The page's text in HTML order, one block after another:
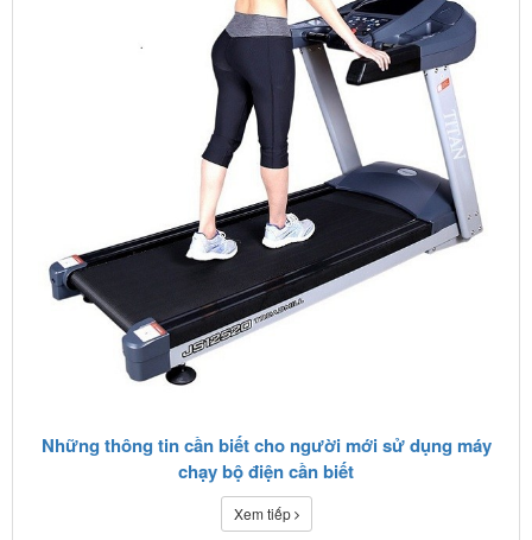
Những thông tin cần biết cho người mới sử dụng máy
chạy bộ điện cần biết
Xem tiếp